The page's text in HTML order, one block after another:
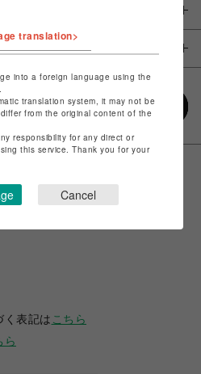
く表記は こちら
ら
translation>
into a foreign language using the
translation system, it may not be
from the original content of the
responsibility for any direct or
this service. Thank you for your
Cancel